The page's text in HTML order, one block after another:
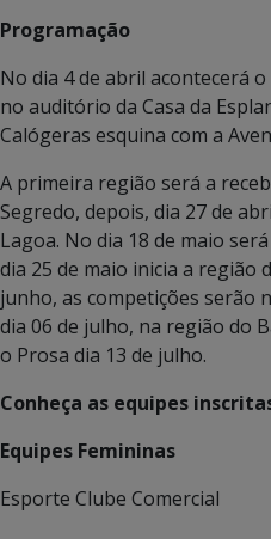
Programação
No dia 4 de abril acontecerá
no auditório da Casa da
Calógeras esquina com a
A primeira região será a
Segredo, depois, dia 27 de
Lagoa. No dia 18 de maio
dia 25 de maio inicia a região
junho, as competições serão
dia 06 de julho, na região do
o Prosa dia 13 de julho.
Conheça as equipes
Equipes Femininas
Esporte Clube Comercial